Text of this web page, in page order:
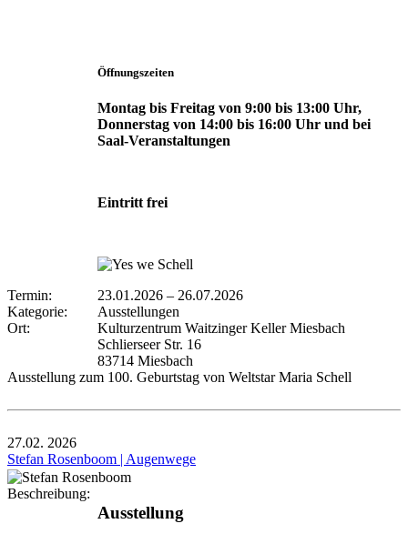
Öffnungszeiten
Montag bis Freitag von 9:00 bis 13:00 Uhr,
Donnerstag von 14:00 bis 16:00 Uhr und bei
Saal-Veranstaltungen
Eintritt frei
Termin: 23.01.2026 – 26.07.2026
Kategorie:
Ausstellungen
Ort:
Kulturzentrum Waitzinger Keller Miesbach
Schlierseer Str. 16
83714 Miesbach
Ausstellung zum 100. Geburtstag von Weltstar Maria Schell
27.02. 2026
Stefan Rosenboom | Augenwege
Beschreibung:
Ausstellung